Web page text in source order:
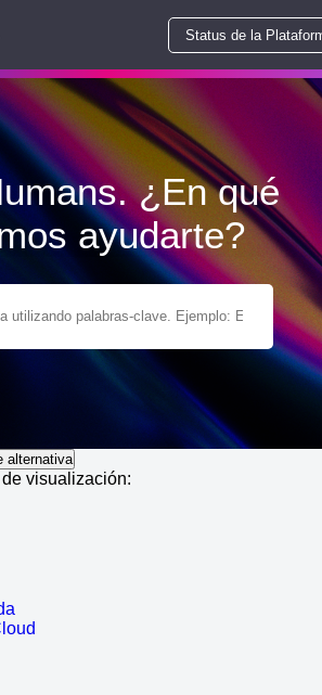
Status de la
¿En qué
ayudarte?
alternativa
visualización: